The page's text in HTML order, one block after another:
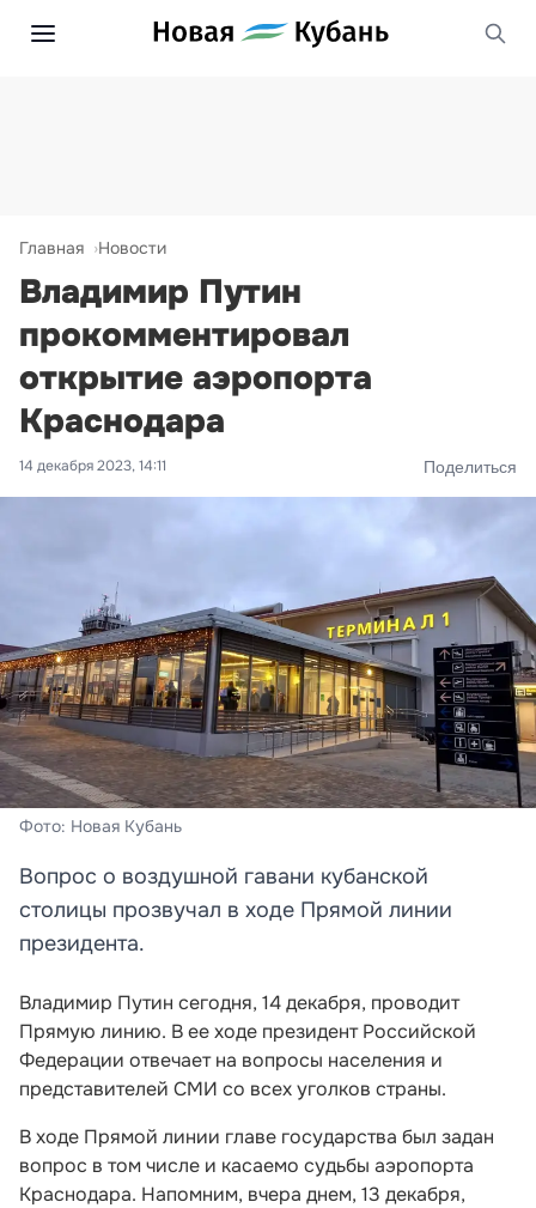
Главная Новости
Владимир Путин
прокомментировал
открытие аэропорта
Краснодара
14 декабря 2023, 14:11 Поделиться
Фото: Новая Кубань
Вопрос о воздушной гавани кубанской
столицы прозвучал в ходе Прямой линии
президента.
Владимир Путин сегодня, 14 декабря, проводит
Прямую линию. В ее ходе президент Российской
Федерации отвечает на вопросы населения и
представителей СМИ со всех уголков страны.
В ходе Прямой линии главе государства был задан
вопрос в том числе и касаемо судьбы аэропорта
Краснодара. Напомним, вчера днем, 13 декабря,